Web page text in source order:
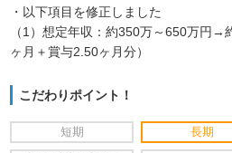
・以下項目を修正しました
（1）想定年収：約350万～650万円→
ヶ月＋賞与2.50ヶ月分）
こだわりポイント！
短期 長期